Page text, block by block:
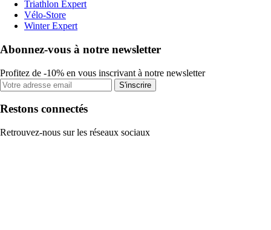
Triathlon Expert
Vélo-Store
Winter Expert
Abonnez-vous à notre newsletter
Profitez de -10% en vous inscrivant à notre newsletter
S'inscrire
Restons connectés
Retrouvez-nous sur les réseaux sociaux